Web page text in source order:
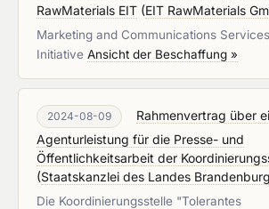
RawMaterials EIT (EIT RawMaterials
Marketing and Communications
Initiative Ansicht der Beschaffung »
2024-08-09
Rahmenvertrag über
Agenturleistung für die Presse- und
Öffentlichkeitsarbeit der
(Staatskanzlei des Landes Brandenburg
Die Koordinierungsstelle "Tolerantes